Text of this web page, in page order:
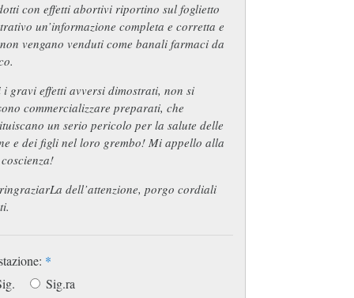
con effetti abortivi riportino sul foglietto
un’informazione completa e corretta e
vengano venduti come banali farmaci da
i gravi effetti avversi dimostrati, non si
commercializzare preparati, che
un serio pericolo per la salute delle
e dei figli nel loro grembo! Mi appello alla
dell’attenzione, porgo cordiali
*
Sig.ra